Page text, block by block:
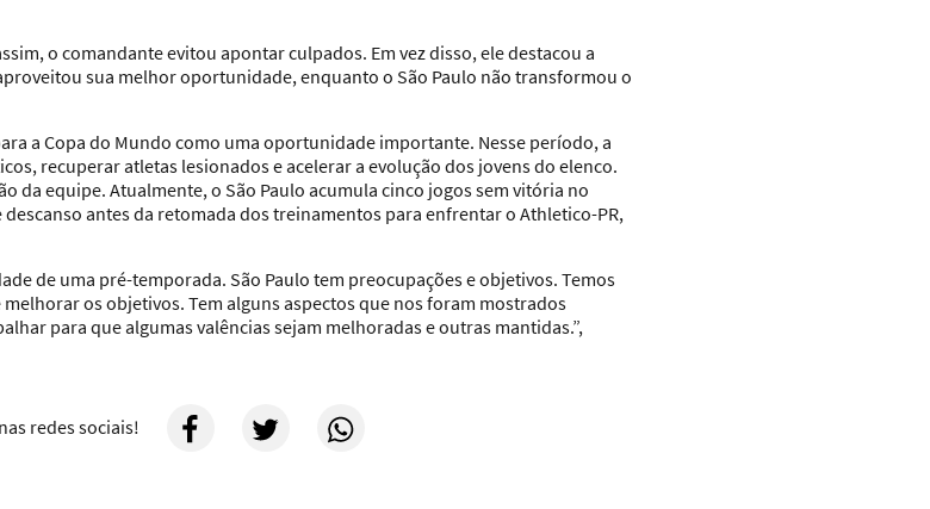
o comandante evitou apontar culpados. Em vez disso, ele destacou a
sua melhor oportunidade, enquanto o São Paulo não transformou o
a Copa do Mundo como uma oportunidade importante. Nesse período, a
recuperar atletas lesionados e acelerar a evolução dos jovens do elenco.
da equipe. Atualmente, o São Paulo acumula cinco jogos sem vitória no
antes da retomada dos treinamentos para enfrentar o Athletico-PR,
de uma pré-temporada. São Paulo tem preocupações e objetivos. Temos
os objetivos. Tem alguns aspectos que nos foram mostrados
para que algumas valências sejam melhoradas e outras mantidas.”,
redes sociais!